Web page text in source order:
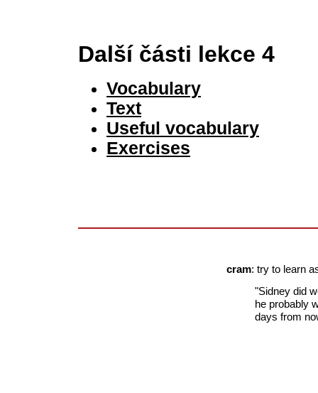
Další části lekce 4
Vocabulary
Text
Useful vocabulary
Exercises
cram: try to learn
"Sidney did
he probably
days from